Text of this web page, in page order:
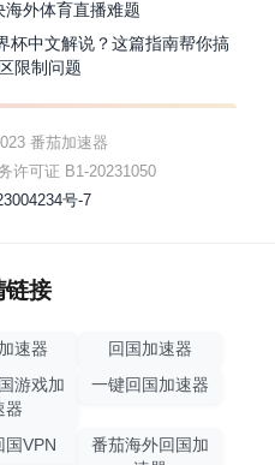
外体育直播难题
杯中文解说？这篇指南帮你搞
限制问题
番茄加速器
许可证 B1-20231050
号-7
链接
速器
回国加速器
游戏加
器
一键回国加速器
国VPN
番茄海外回国加